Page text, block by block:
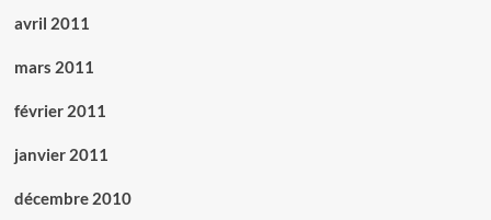
avril 2011
mars 2011
février 2011
janvier 2011
décembre 2010